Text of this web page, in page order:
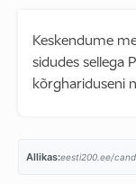
Keskendume
sidudes sellega
kõrghariduseni
Allikas: